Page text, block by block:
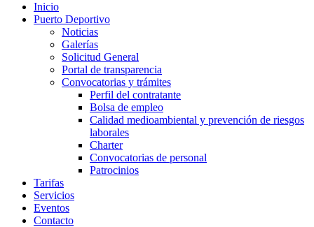
Inicio
Puerto Deportivo
Noticias
Galerías
Solicitud General
Portal de transparencia
Convocatorias y trámites
Perfil del contratante
Bolsa de empleo
Calidad medioambiental y prevención de riesgos
laborales
Charter
Convocatorias de personal
Patrocinios
Tarifas
Servicios
Eventos
Contacto